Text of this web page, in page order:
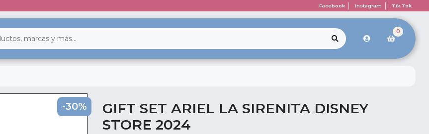
Facebook Instagram Tik Tok
0
-30%
GIFT SET ARIEL LA SIRENITA DISNEY
STORE 2024